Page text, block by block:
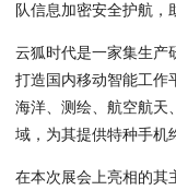
队信息加密安全护航，
云狐时代是一家集生产
打造国内移动智能工作
海洋、测绘、航空航天
域，为其提供特种手机
在本次展会上亮相的其